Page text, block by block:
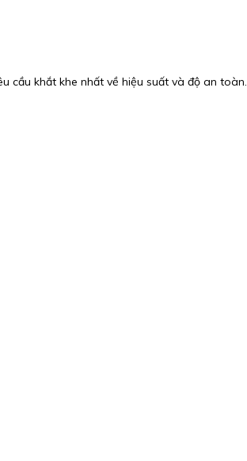
cầu khắt khe nhất về hiệu suất và độ an toàn.